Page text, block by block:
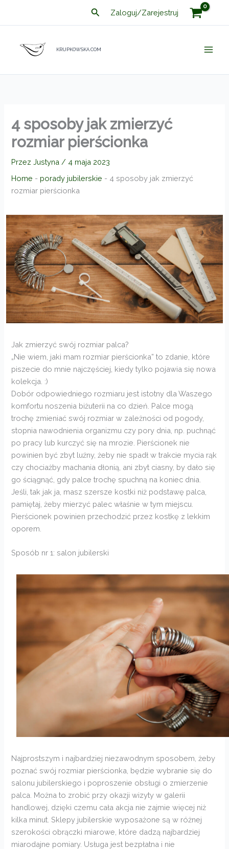
SzukajZaloguj/Zarejestruj
KRUPKOWSKA.COM
4 sposoby jak zmierzyć
rozmiar pierścionka
PrzezJustyna / 4 maja 2023
Home - porady jubilerskie - 4 sposoby jak zmierzyć
rozmiar pierścionka
Jak zmierzyć swój rozmiar palca?
„Nie wiem, jaki mam rozmiar pierścionka” to zdanie, które
piszecie do mnie najczęściej, kiedy tylko pojawia się nowa
kolekcja. :)
Dobór odpowiedniego rozmiaru jest istotny dla Waszego
komfortu noszenia biżuterii na co dzień. Palce mogą
trochę zmieniać swój rozmiar w zależności od pogody,
stopnia nawodnienia organizmu czy pory dnia, np. puchnąć
po pracy lub kurczyć się na mrozie. Pierścionek nie
powinien być zbyt luźny, żeby nie spadł w trakcie mycia rąk
czy chociażby machania dłonią, ani zbyt ciasny, by dało się
go ściągnąć, gdy palce trochę spuchną na koniec dnia.
Jeśli, tak jak ja, masz szersze kostki niż podstawę palca,
pamiętaj, żeby mierzyć palec właśnie w tym miejscu.
Pierścionek powinien przechodzić przez kostkę z lekkim
oporem.
Sposób nr 1: salon jubilerski
Najprostszym i najbardziej niezawodnym sposobem, żeby
poznać swój rozmiar pierścionka, będzie wybranie się do
salonu jubilerskiego i poproszenie obsługi o zmierzenie
palca. Można to zrobić przy okazji wizyty w galerii
handlowej, dzięki czemu cała akcja nie zajmie więcej niż
kilka minut. Sklepy jubilerskie wyposażone są w różnej
szerokości obrączki miarowe, które dadzą najbardziej
miarodajne pomiary. Usługa jest bezpłatna i nie